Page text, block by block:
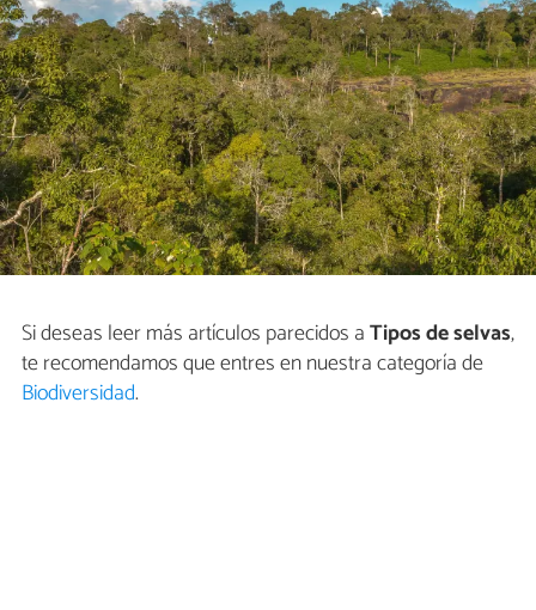
Si deseas leer más artículos parecidos aTipos de selvas,
te recomendamos que entres en nuestra categoría de
Biodiversidad.